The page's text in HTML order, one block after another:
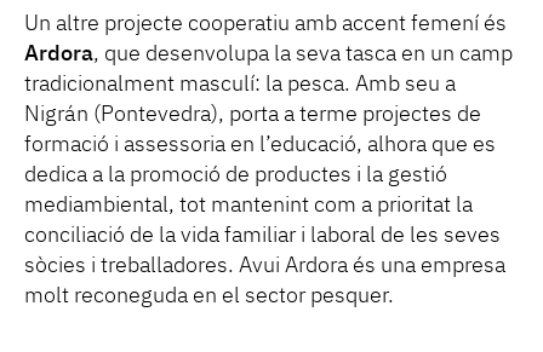
Un altre projecte cooperatiu amb accent femení és
Ardora, que desenvolupa la seva tasca en un camp
tradicionalment masculí: la pesca. Amb seu a
Nigrán (Pontevedra), porta a terme projectes de
formació i assessoria en l’educació, alhora que es
dedica a la promoció de productes i la gestió
mediambiental, tot mantenint com a prioritat la
conciliació de la vida familiar i laboral de les seves
sòcies i treballadores. Avui Ardora és una empresa
molt reconeguda en el sector pesquer.